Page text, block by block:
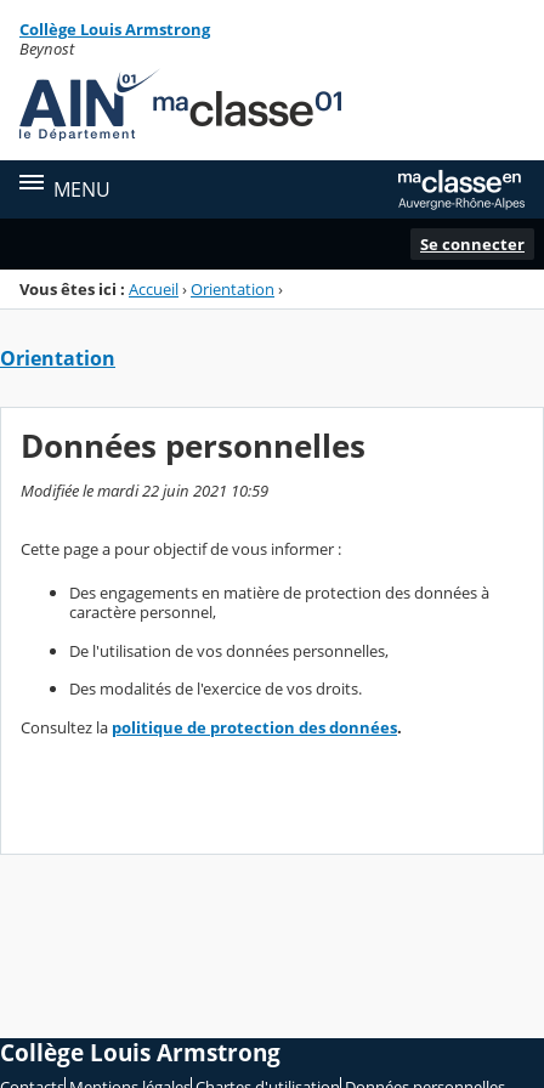
Menu de la rubrique
Contenu
Collège Louis Armstrong
Beynost
MENU
Se connecter
Vous êtes ici : Accueil›Orientation ›
Orientation
Données personnelles
Modifiée le mardi 22 juin 2021 10:59
Cette page a pour objectif de vous informer :
Des engagements en matière de protection des données à
caractère personnel,
De l'utilisation de vos données personnelles,
Des modalités de l'exercice de vos droits.
Consultez la politique de protection des données.
Collège Louis Armstrong